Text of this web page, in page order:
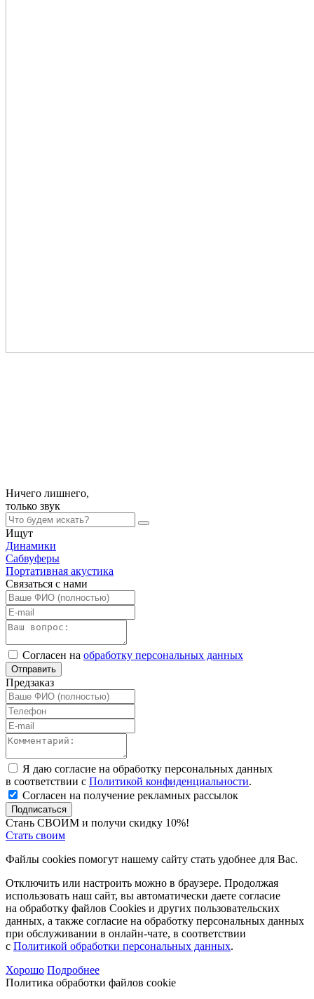
Ничего лишнего,
только звук
Ищут
Динамики
Сабвуферы
Портативная акустика
Связаться с нами
Согласен на обработку персональных данных
Отправить
Предзаказ
Я даю согласие на обработку персональных данных
в соответствии с Политикой конфиденциальности.
Согласен на получение рекламных рассылок
Подписаться
Стань СВОИМ и получи скидку 10%!
Стать своим
Файлы cookies помогут нашему сайту стать удобнее для Вас.
Отключить или настроить можно в браузере. Продолжая
использовать наш сайт, вы автоматически даете согласие
на обработку файлов Cookies и других пользовательских
данных, а также согласие на обработку персональных данных
при обслуживании в онлайн-чате, в соответствии
с Политикой обработки персональных данных.
Хорошо Подробнее
Политика обработки файлов cookie